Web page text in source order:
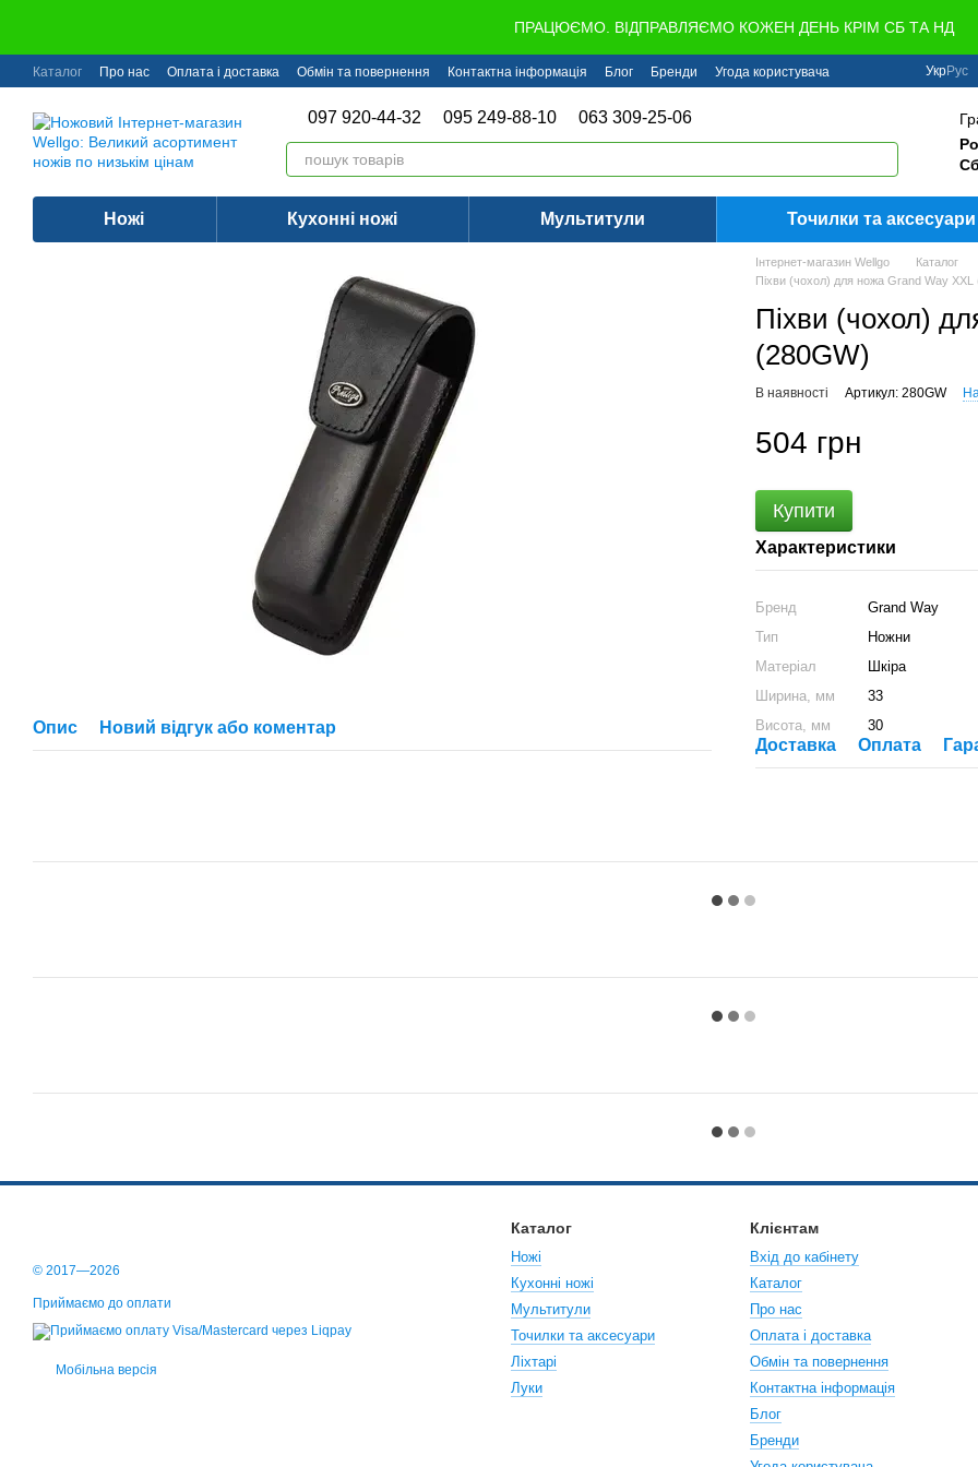
ПРАЦЮЄМО. ВІДПРАВЛЯЄМО КОЖЕН ДЕНЬ КРІМ СБ ТА НД
Каталог Про нас Оплата і доставка Обмін та повернення Контактна інформація Блог Бренди Угода користувача УкрРус
097 920-44-32 095 249-88-10 063 309-25-06
Ножі Кухонні ножі Мультитули Точилки та аксесуари
Опис Новий відгук або коментар
Інтернет-магазин Wellgo Каталог
Піхви (чохол) для ножа Grand Way
Піхви (чохол)
(280GW)
В наявності Артикул: 280GW
504 грн
Купити
Характеристики
Бренд
Grand Way
Тип
Ножни
Матеріал
Шкіра
Ширина, мм
33
Висота, мм
30
Доставка Оплата
© 2017—2026
Приймаємо до оплати
Мобільна версія
Каталог
Ножі
Кухонні ножі
Мультитули
Точилки та аксесуари
Ліхтарі
Луки
Клієнтам
Вхід до кабінету
Каталог
Про нас
Оплата і доставка
Обмін та повернення
Контактна інформація
Блог
Бренди